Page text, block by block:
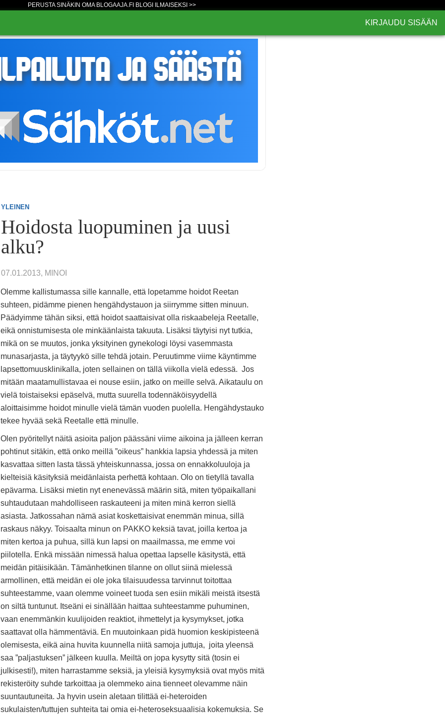
PERUSTA SINÄKIN OMA BLOGAAJA.FI BLOGI ILMAISEKSI >>
KIRJAUDU SISÄÄN
YLEINEN
Hoidosta luopuminen ja uusi
alku?
07.01.2013, MINOI
Olemme kallistumassa sille kannalle, että lopetamme hoidot Reetan
suhteen, pidämme pienen hengähdystauon ja siirrymme sitten minuun.
Päädyimme tähän siksi, että hoidot saattaisivat olla riskaabeleja Reetalle,
eikä onnistumisesta ole minkäänlaista takuuta. Lisäksi täytyisi nyt tutkia,
mikä on se muutos, jonka yksityinen gynekologi löysi vasemmasta
munasarjasta, ja täytyykö sille tehdä jotain. Peruutimme viime käyntimme
lapsettomuusklinikalla, joten sellainen on tällä viikolla vielä edessä. Jos
mitään maatamullistavaa ei nouse esiin, jatko on meille selvä. Aikataulu on
vielä toistaiseksi epäselvä, mutta suurella todennäköisyydellä
aloittaisimme hoidot minulle vielä tämän vuoden puolella. Hengähdystauko
tekee hyvää sekä Reetalle että minulle.
Olen pyöritellyt näitä asioita paljon päässäni viime aikoina ja jälleen kerran
pohtinut sitäkin, että onko meillä ”oikeus” hankkia lapsia yhdessä ja miten
kasvattaa sitten lasta tässä yhteiskunnassa, jossa on ennakkoluuloja ja
kielteisiä käsityksiä meidänlaista perhettä kohtaan. Olo on tietyllä tavalla
epävarma. Lisäksi mietin nyt enenevässä määrin sitä, miten työpaikallani
suhtaudutaan mahdolliseen raskauteeni ja miten minä kerron siellä
asiasta. Jatkossahan nämä asiat koskettaisivat enemmän minua, sillä
raskaus näkyy. Toisaalta minun on PAKKO keksiä tavat, joilla kertoa ja
miten kertoa ja puhua, sillä kun lapsi on maailmassa, me emme voi
piilotella. Enkä missään nimessä halua opettaa lapselle käsitystä, että
meidän pitäisikään. Tämänhetkinen tilanne on ollut siinä mielessä
armollinen, että meidän ei ole joka tilaisuudessa tarvinnut toitottaa
suhteestamme, vaan olemme voineet tuoda sen esiin mikäli meistä itsestä
on siltä tuntunut. Itseäni ei sinällään haittaa suhteestamme puhuminen,
vaan enemmänkin kuulijoiden reaktiot, ihmettelyt ja kysymykset, jotka
saattavat olla hämmentäviä. En muutoinkaan pidä huomion keskipisteenä
olemisesta, eikä aina huvita kuunnella niitä samoja juttuja, joita yleensä
saa ”paljastuksen” jälkeen kuulla. Meiltä on jopa kysytty sitä (tosin ei
julkisesti!), miten harrastamme seksiä, ja yleisiä kysymyksiä ovat myös mitä
rekisteröity suhde tarkoittaa ja olemmeko aina tienneet olevamme näin
suuntautuneita. Ja hyvin usein aletaan tilittää ei-heteroiden
sukulaisten/tuttujen suhteita tai omia ei-heteroseksuaalisia kokemuksia. Se